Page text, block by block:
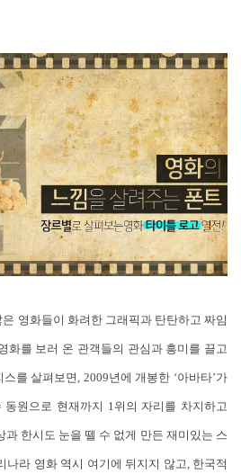
영화들이 화려한 그래픽과 탄탄하고 짜임
화를 보러 온 관객들의 관심과 흥미를 끌고
를 살펴보면, 2009년에 개봉한 ‘아바타’가
원으로 현재까지 1위의 자리를 차지하고
과 한시도 눈을 뗄 수 없게 만든 재미있는 스
나라 영화 역시 여기에 뒤지지 않고, 한국적